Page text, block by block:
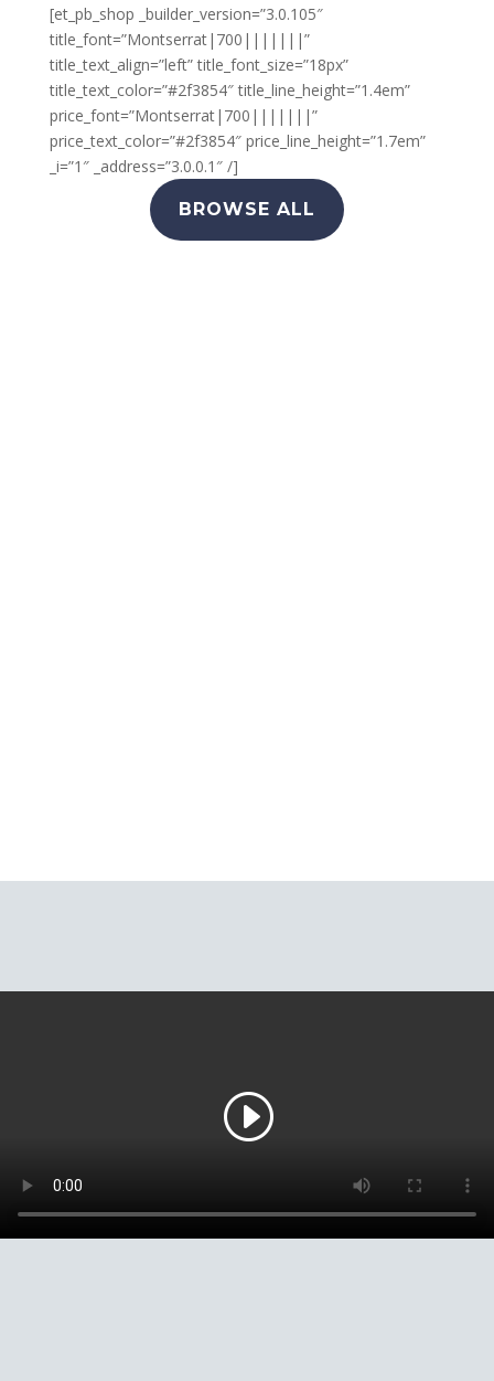
[et_pb_shop _builder_version=”3.0.105″
title_font=”Montserrat|700|||||||”
title_text_align=”left” title_font_size=”18px”
title_text_color=”#2f3854″ title_line_height=”1.4em”
price_font=”Montserrat|700|||||||”
price_text_color=”#2f3854″ price_line_height=”1.7em”
_i=”1″ _address=”3.0.0.1″ /]
BROWSE ALL